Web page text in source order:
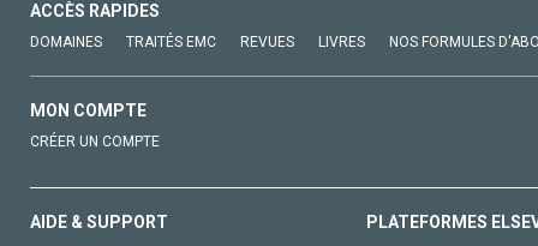
ACCÈS RAPIDES
DOMAINES TRAITÉS EMC REVUES LIVRES NOS FORMULES
MON COMPTE
CRÉER UN COMPTE
AIDE & SUPPORT PLATEFORMES